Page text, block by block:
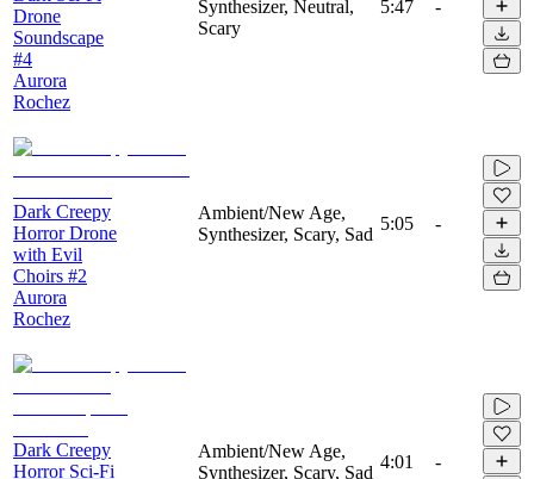
Drone
Soundscape
#4
Aurora
Rochez
Synthesizer, Neutral,
Scary
5:47 -
Dark Creepy
Horror Drone
with Evil
Choirs #2
Aurora
Rochez
Ambient/New Age,
Synthesizer, Scary, Sad
5:05 -
Dark Creepy
Horror Sci-Fi
Ambient/New Age,
Synthesizer, Scary, Sad
4:01 -